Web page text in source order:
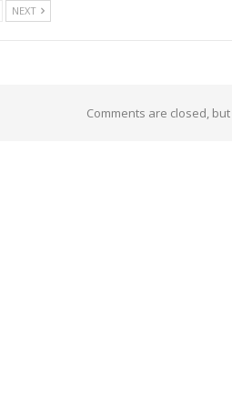
NEXT
Comments are closed, but